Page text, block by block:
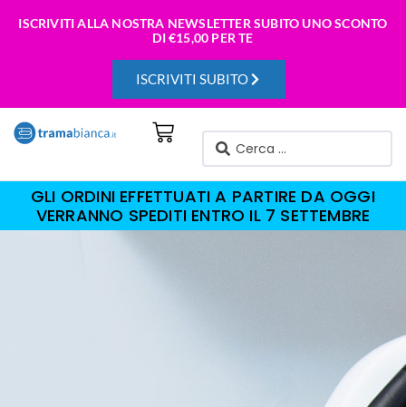
ISCRIVITI ALLA NOSTRA NEWSLETTER SUBITO UNO SCONTO
DI€15,00 PER TE
ISCRIVITI SUBITO
GLI ORDINI EFFETTUATI A PARTIRE DA OGGI
VERRANNO SPEDITI ENTRO IL 7 SETTEMBRE